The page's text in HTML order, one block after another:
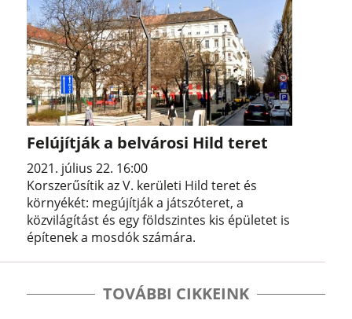
Felújítják a belvárosi Hild teret
2021. július 22. 16:00
Korszerűsítik az V. kerületi Hild teret és
környékét: megújítják a játszóteret, a
közvilágítást és egy földszintes kis épületet is
építenek a mosdók számára.
TOVÁBBI CIKKEINK